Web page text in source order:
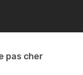
pas cher